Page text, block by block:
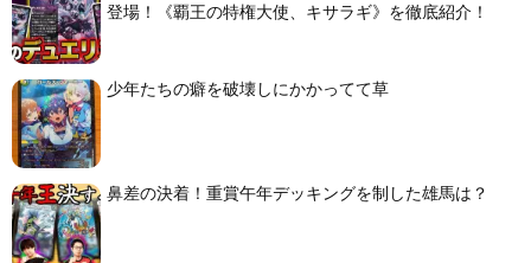
登場！《覇王の特権大使、キサラギ》を徹底紹介！
少年たちの癖を破壊しにかかってて草
鼻差の決着！重賞午年デッキングを制した雄馬は？